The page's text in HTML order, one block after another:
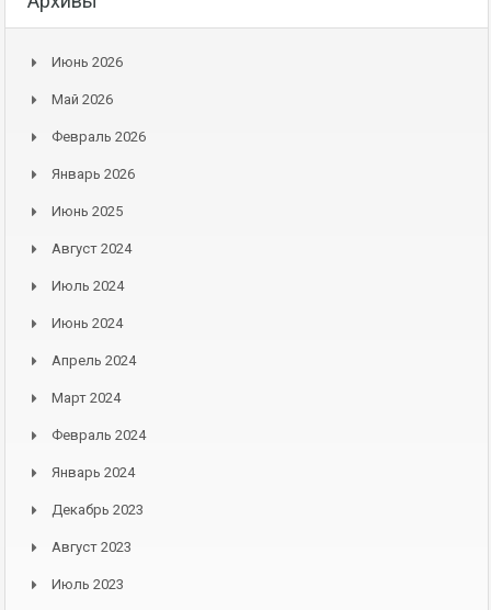
Июнь 2026
Май 2026
Февраль 2026
Январь 2026
Июнь 2025
Август 2024
Июль 2024
Июнь 2024
Апрель 2024
Март 2024
Февраль 2024
Январь 2024
Декабрь 2023
Август 2023
Июль 2023